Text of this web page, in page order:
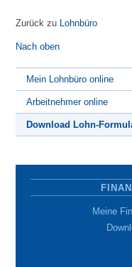
Zurück zu Lohnbüro
Nach oben
Mein Lohnbüro online
Arbeitnehmer online
Download Lohn-
Meine